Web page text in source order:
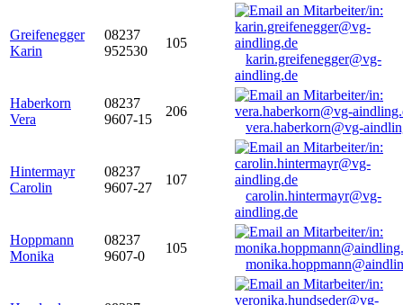
Greifenegger
Karin
08237
952530
105
karin.greifenegger@vg-
aindling.de
Haberkorn
Vera
08237
9607-15
206
vera.haberkorn@vg-
Hintermayr
Carolin
08237
9607-27
107
carolin.hintermayr@vg-
aindling.de
Hoppmann
Monika
08237
9607-0
105